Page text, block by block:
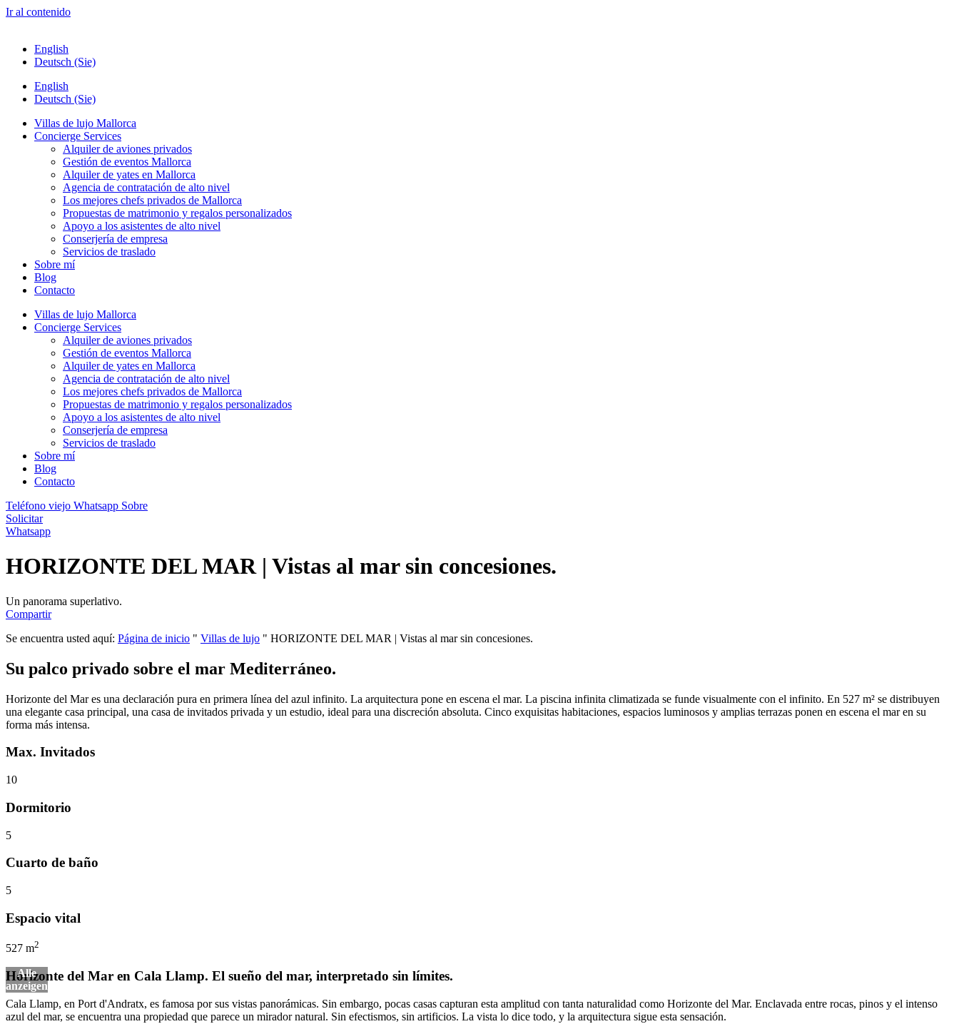
Ir al contenido
English
Deutsch (Sie)
English
Deutsch (Sie)
Villas de lujo Mallorca
Concierge Services
Alquiler de aviones privados
Gestión de eventos Mallorca
Alquiler de yates en Mallorca
Agencia de contratación de alto nivel
Los mejores chefs privados de Mallorca
Propuestas de matrimonio y regalos personalizados
Apoyo a los asistentes de alto nivel
Conserjería de empresa
Servicios de traslado
Sobre mí
Blog
Contacto
Villas de lujo Mallorca
Concierge Services
Alquiler de aviones privados
Gestión de eventos Mallorca
Alquiler de yates en Mallorca
Agencia de contratación de alto nivel
Los mejores chefs privados de Mallorca
Propuestas de matrimonio y regalos personalizados
Apoyo a los asistentes de alto nivel
Conserjería de empresa
Servicios de traslado
Sobre mí
Blog
Contacto
Teléfono viejo Whatsapp Sobre
Solicitar
Whatsapp
HORIZONTE DEL MAR | Vistas al mar sin concesiones.
Un panorama superlativo.
Compartir
Se encuentra usted aquí: Página de inicio " Villas de lujo " HORIZONTE DEL MAR | Vistas al mar sin concesiones.
Su palco privado sobre el mar Mediterráneo.
Horizonte del Mar es una declaración pura en primera línea del azul infinito. La arquitectura pone en escena el mar. La piscina infinita climatizada se funde visualmente con el infinito. En 527 m² se distribuyen
una elegante casa principal, una casa de invitados privada y un estudio, ideal para una discreción absoluta. Cinco exquisitas habitaciones, espacios luminosos y amplias terrazas ponen en escena el mar en su
forma más intensa.
Max. Invitados
10
Dormitorio
5
Cuarto de baño
5
Espacio vital
527 m2
Horizonte del Mar en Cala Llamp. El sueño del mar, interpretado sin límites.
Cala Llamp, en Port d'Andratx, es famosa por sus vistas panorámicas. Sin embargo, pocas casas capturan esta amplitud con tanta naturalidad como Horizonte del Mar. Enclavada entre rocas, pinos y el intenso
azul del mar, se encuentra una propiedad que parece un mirador natural. Sin efectismos, sin artificios. La vista lo dice todo, y la arquitectura sigue esta sensación.